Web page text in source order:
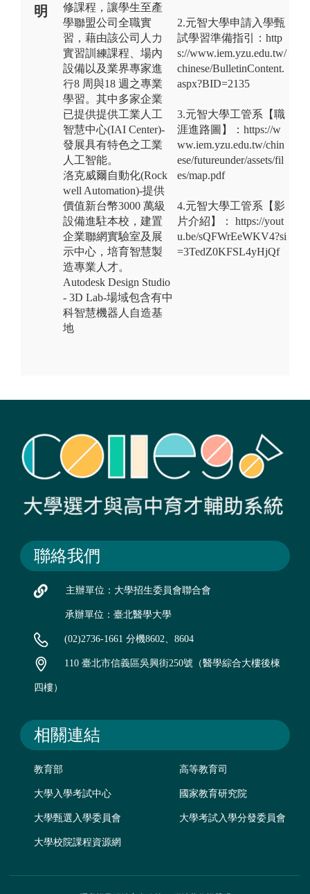
明
修課程，讓學生至產
學聯盟公司全職實
習，藉由該公司人力
實習訓練課程、場內
設備以及業界專家進
行8 周與18 週之專業
學習。其中多家企業
已提供提供工業人工
智慧中心(IAI Center)-
發展具有特色之工業
人工智能。
洛克威爾自動化(Rock
well Automation)-提供
價值新台幣3000 萬級
設備進駐本校，建置
企業聯網實驗室及展
示中心，培育智慧製
造專業人才。
Autodesk Design Studio
- 3D Lab-場域包含有中
科智慧機器人自造基
地
2.元智大學申請入學甄
試學習準備指引：http
s://www.iem.yzu.edu.tw/
chinese/BulletinContent.
aspx?BID=2135
3.元智大學工管系【職
涯進路圖】：https://w
ww.iem.yzu.edu.tw/chin
ese/futureunder/assets/fil
es/map.pdf
4.元智大學工管系【影
片介紹】： https://yout
u.be/sQFWrEeWKV4?si
=3TedZ0KFSL4yHjQf
聯絡我們
主辦單位：大學招生委員會聯合會
承辦單位：臺北醫學大學
(02)2736-1661 分機8602、8604
110 臺北市信義區吳興街250號（醫學綜合大樓後棟
四樓）
相關連結
教育部 高等教育司
大學入學考試中心 國家教育研究院
大學甄選入學委員會 大學考試入學分發委員會
大學校院課程資源網